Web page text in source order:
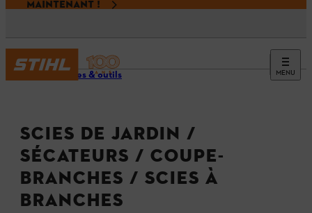
MAINTENANT !
MENU
Machines & outils
SCIES DE JARDIN /
SÉCATEURS / COUPE-
BRANCHES / SCIES À
BRANCHES